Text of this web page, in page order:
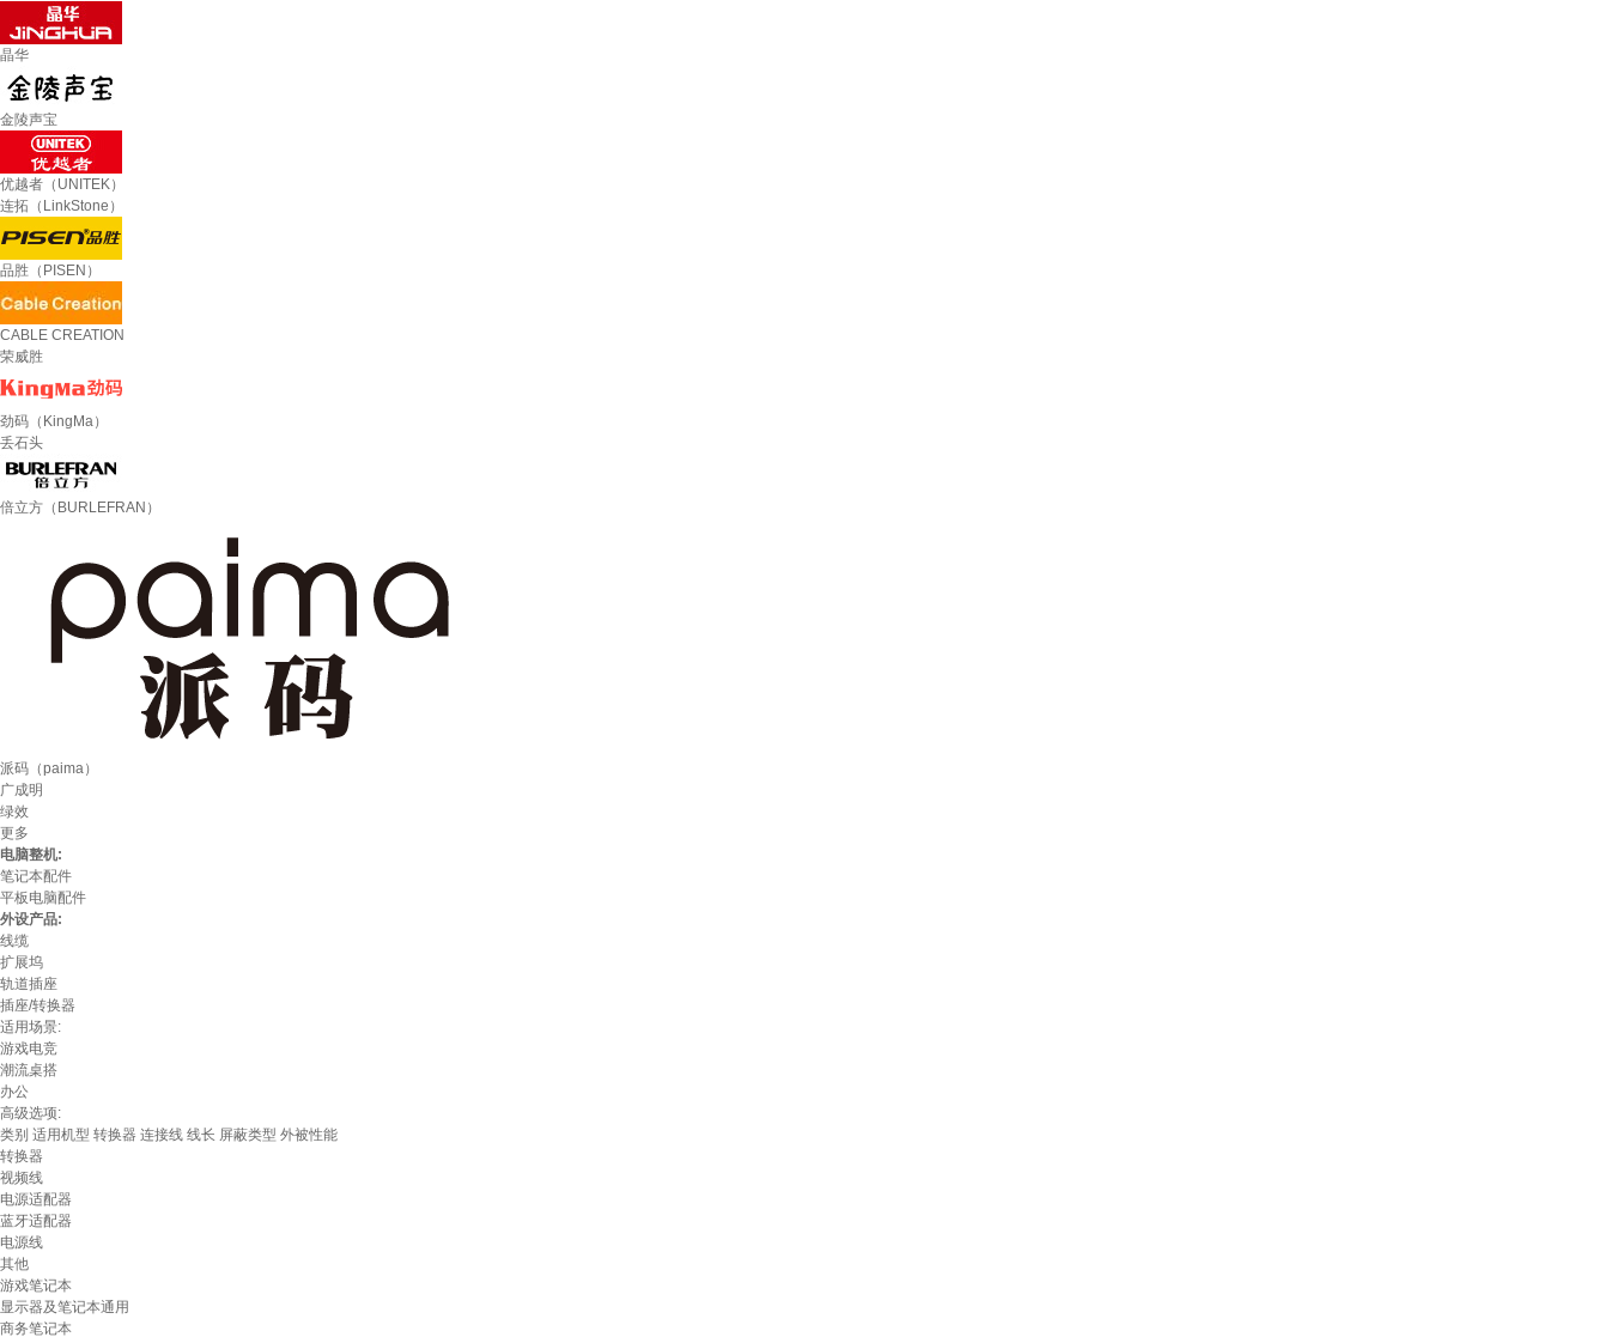
晶华
金陵声宝
优越者（UNITEK）
连拓（LinkStone）
品胜（PISEN）
CABLE CREATION
荣威胜
劲码（KingMa）
丢石头
倍立方（BURLEFRAN）
派码（paima）
广成明
绿效
更多
电脑整机:
笔记本配件
平板电脑配件
外设产品:
线缆
扩展坞
轨道插座
插座/转换器
适用场景:
游戏电竞
潮流桌搭
办公
高级选项:
类别 适用机型 转换器 连接线 线长 屏蔽类型 外被性能
转换器
视频线
电源适配器
蓝牙适配器
电源线
其他
游戏笔记本
显示器及笔记本通用
商务笔记本